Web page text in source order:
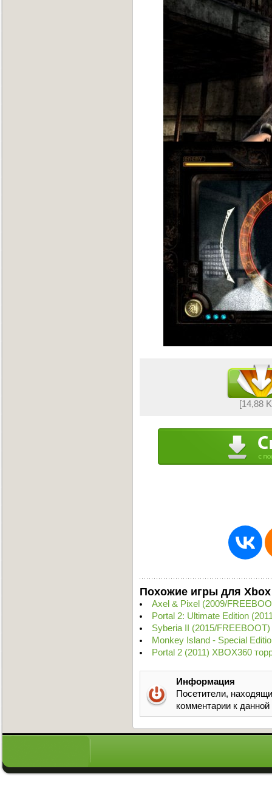
[14,88
Похожие игры для Xbox
Axel & Pixel (2009/
Portal 2: Ultimate Edition
Syberia II (2015/FREEBOOT)
Monkey Island - Special
Portal 2 (2011) XBOX360
Информация
Посетители,
комментарии к